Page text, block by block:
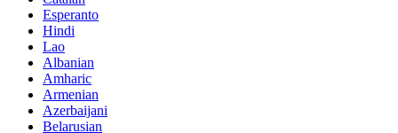
Esperanto
Hindi
Lao
Albanian
Amharic
Armenian
Azerbaijani
Belarusian